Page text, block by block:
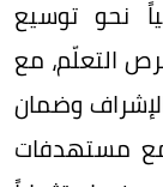
نحو توسيع
التعلّم، مع
وضمان
مستهدفات